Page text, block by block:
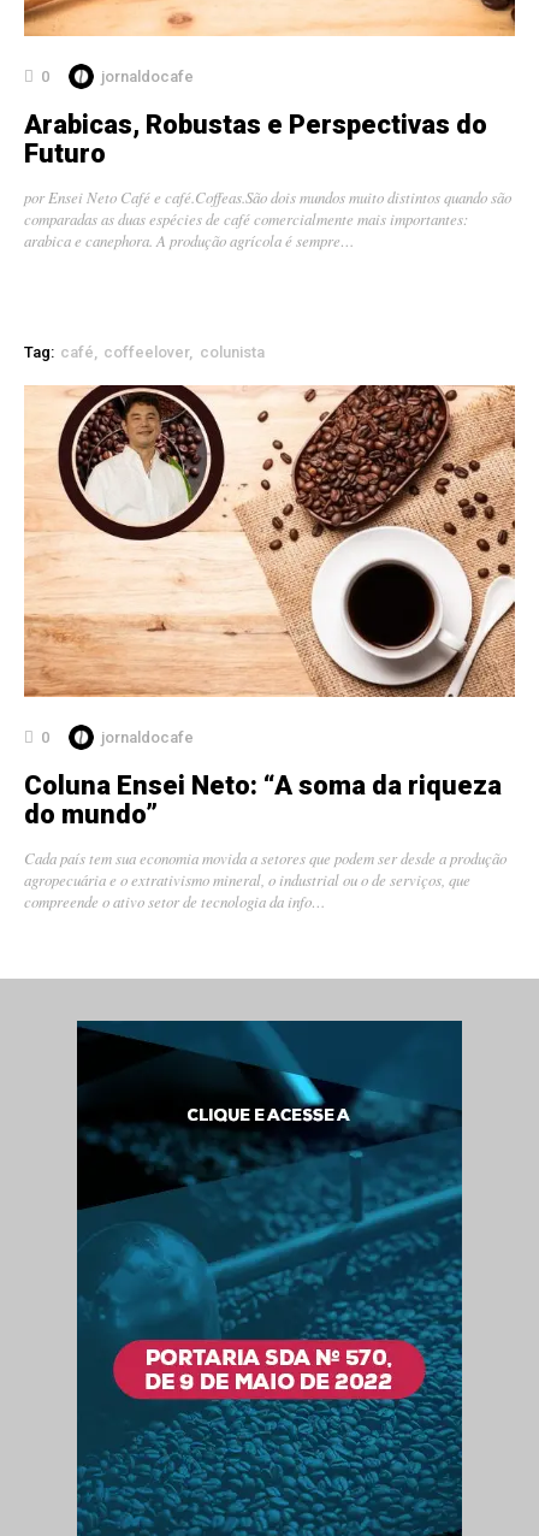
0 jornaldocafe
Arabicas, Robustas e Perspectivas do
Futuro
por Ensei Neto Café e café.Coffeas.São dois mundos muito distintos quando são
comparadas as duas espécies de café comercialmente mais importantes:
arabica e canephora. A produção agrícola é sempre…
Tag: café coffeelover colunista
0 jornaldocafe
Coluna Ensei Neto: “A soma da riqueza
do mundo”
Cada país tem sua economia movida a setores que podem ser desde a produção
agropecuária e o extrativismo mineral, o industrial ou o de serviços, que
compreende o ativo setor de tecnologia da info…